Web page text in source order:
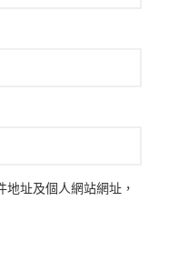
址及個人網站網址，